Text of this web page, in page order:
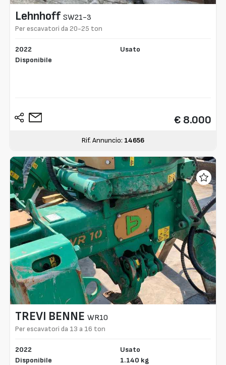
Lehnhoff SW21-3
Per escavatori da 20-25 ton
2022
Disponibile
Usato
€ 8.000
Rif. Annuncio: 14656
TREVI BENNE WR10
Per escavatori da 13 a 16 ton
2022
Disponibile
Usato
1.140 kg